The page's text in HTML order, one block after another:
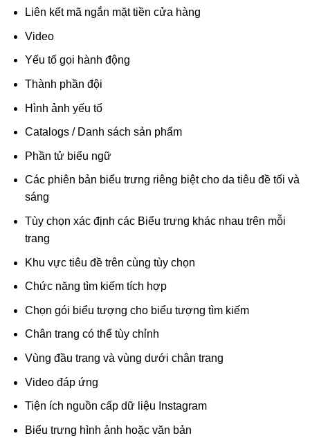
Liên kết mã ngắn mặt tiền cửa hàng
Video
Yếu tố gọi hành động
Thành phần đội
Hình ảnh yếu tố
Catalogs / Danh sách sản phẩm
Phần tử biểu ngữ
Các phiên bản biểu trưng riêng biệt cho da tiêu đề tối và
sáng
Tùy chọn xác định các Biểu trưng khác nhau trên mỗi
trang
Khu vực tiêu đề trên cùng tùy chọn
Chức năng tìm kiếm tích hợp
Chọn gói biểu tượng cho biểu tượng tìm kiếm
Chân trang có thể tùy chỉnh
Vùng đầu trang và vùng dưới chân trang
Video đáp ứng
Tiện ích nguồn cấp dữ liệu Instagram
Biểu trưng hình ảnh hoặc văn bản